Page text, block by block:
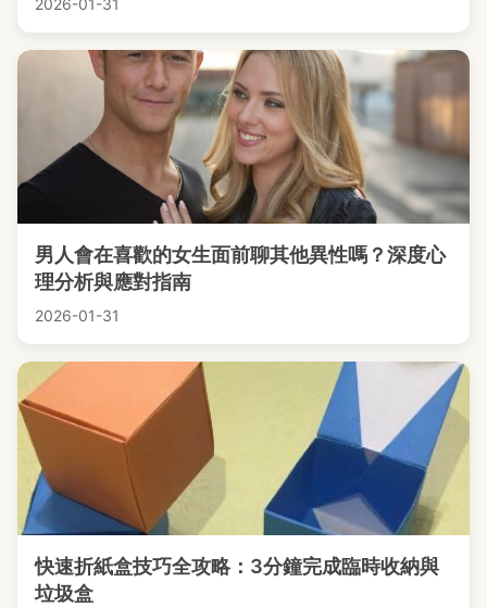
2026-01-31
男人會在喜歡的女生面前聊其他異性嗎？深度心
理分析與應對指南
2026-01-31
快速折紙盒技巧全攻略：3分鐘完成臨時收納與
垃圾盒